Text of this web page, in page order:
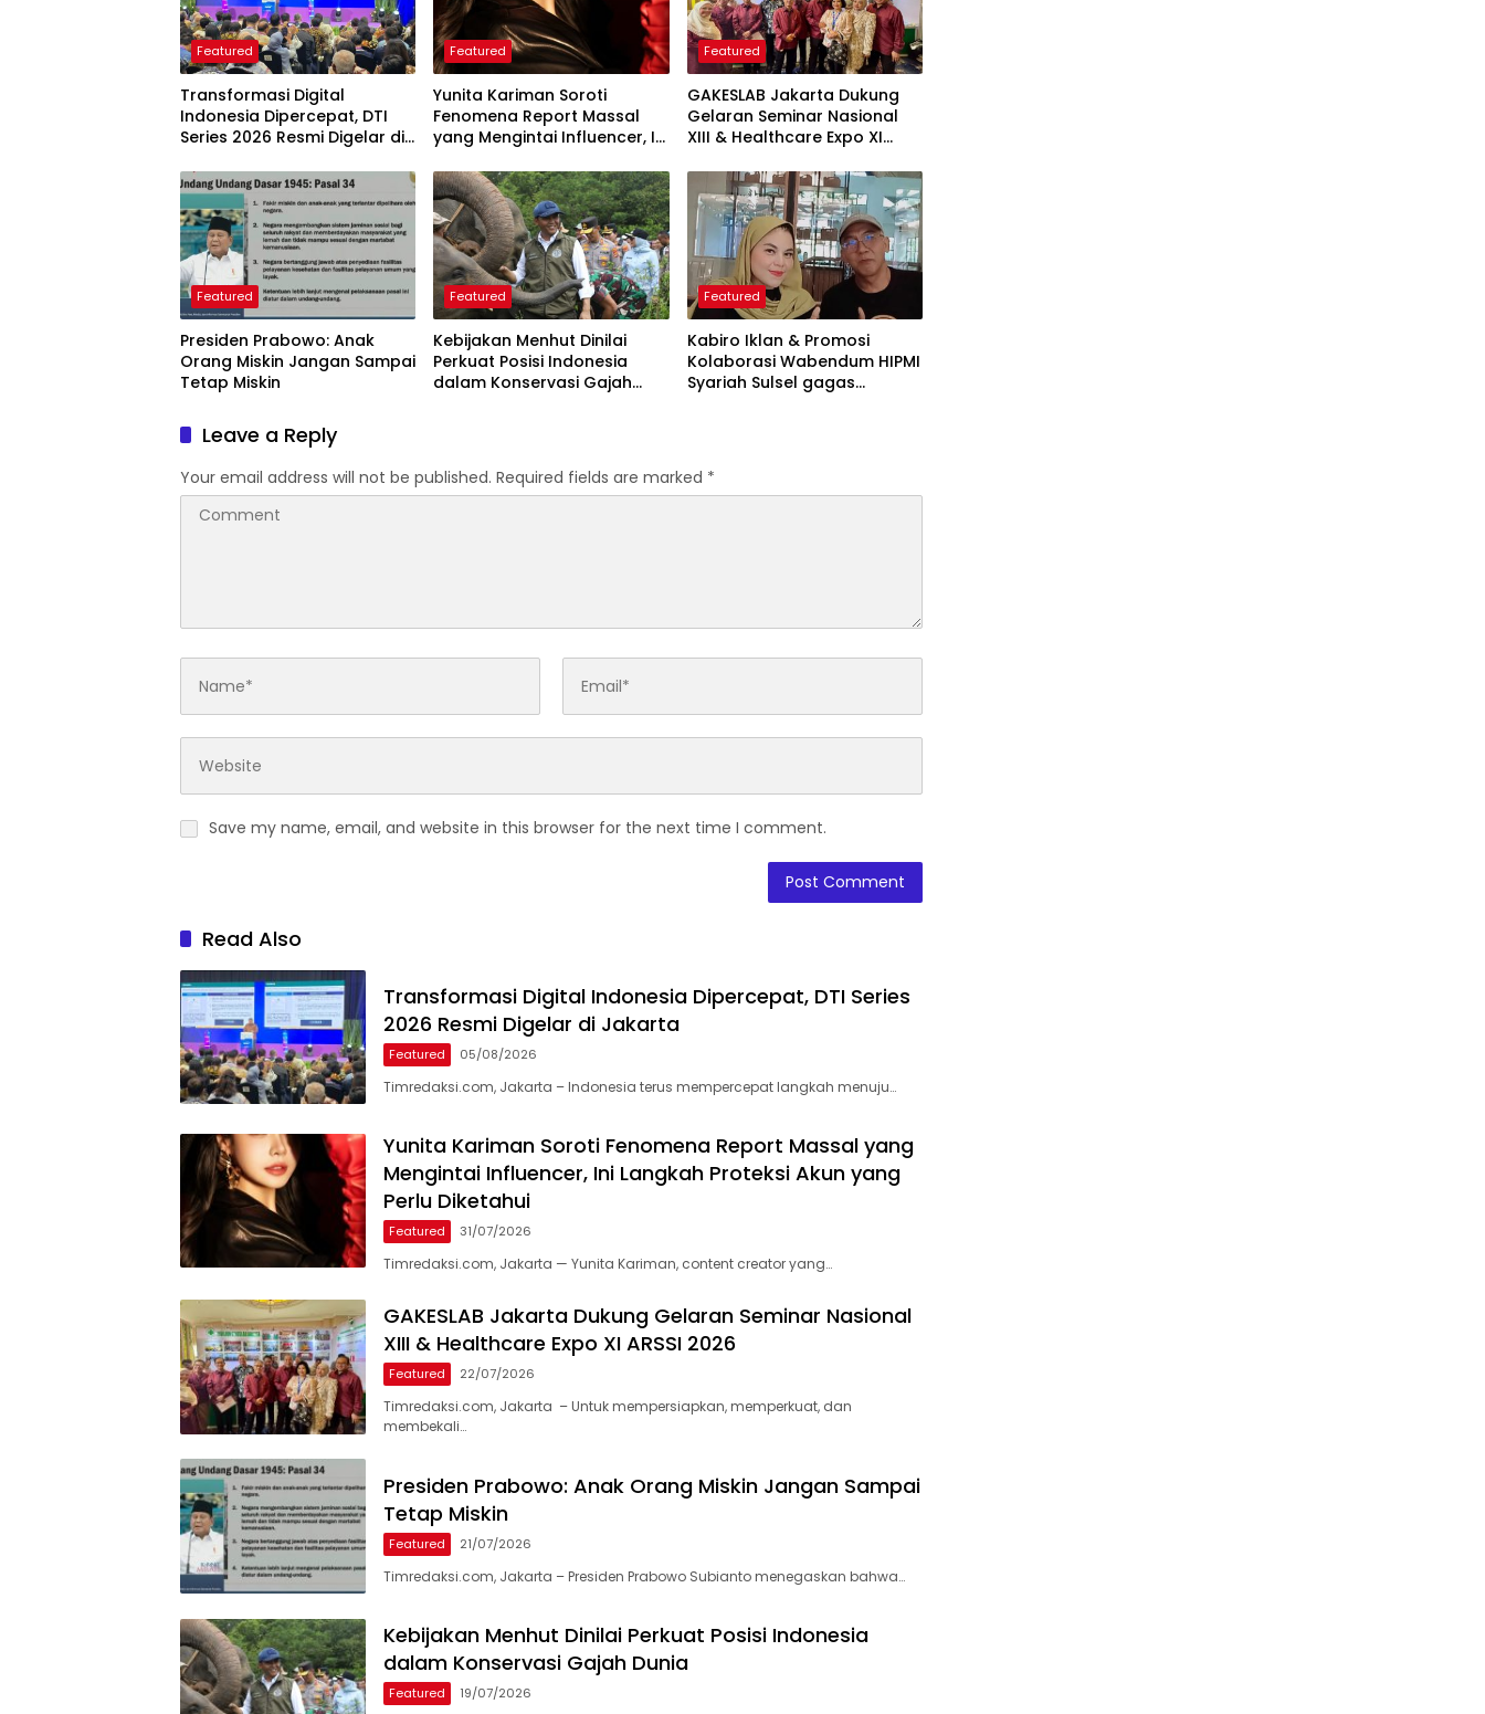
Featured
Transformasi Digital
Indonesia Dipercepat, DTI
Series 2026 Resmi Digelar di
Featured
Yunita Kariman Soroti
Fenomena Report Massal
yang Mengintai Influencer, Ini
Perlu Diketahui
Featured
GAKESLAB Jakarta Dukung
Gelaran Seminar Nasional
XIII & Healthcare Expo XI
Featured
Presiden Prabowo: Anak
Orang Miskin Jangan Sampai
Tetap Miskin
Featured
Kebijakan Menhut Dinilai
Perkuat Posisi Indonesia
dalam Konservasi Gajah
Featured
Kabiro Iklan & Promosi
Kolaborasi Wabendum HIPMI
Syariah Sulsel gagas
Leave a Reply
Your email address will not be published. Required fields are marked *
Save my name, email, and website in this browser for the next time I comment.
Read Also
Transformasi Digital Indonesia Dipercepat, DTI Series
2026 Resmi Digelar di Jakarta
Featured 05/08/2026
Timredaksi.com, Jakarta – Indonesia terus mempercepat langkah menuju…
Yunita Kariman Soroti Fenomena Report Massal yang
Mengintai Influencer, Ini Langkah Proteksi Akun yang
Perlu Diketahui
Featured 31/07/2026
Timredaksi.com, Jakarta — Yunita Kariman, content creator yang…
GAKESLAB Jakarta Dukung Gelaran Seminar Nasional
XIII & Healthcare Expo XI ARSSI 2026
Featured 22/07/2026
Timredaksi.com, Jakarta – Untuk mempersiapkan, memperkuat, dan
membekali…
Presiden Prabowo: Anak Orang Miskin Jangan Sampai
Tetap Miskin
Featured 21/07/2026
Timredaksi.com, Jakarta – Presiden Prabowo Subianto menegaskan bahwa…
Kebijakan Menhut Dinilai Perkuat Posisi Indonesia
dalam Konservasi Gajah Dunia
Featured 19/07/2026